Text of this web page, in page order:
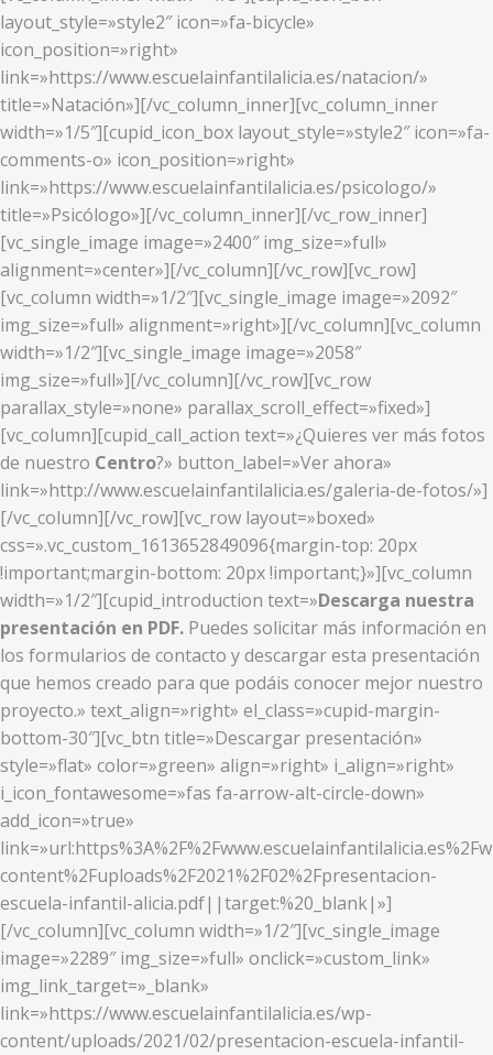
layout_style=»style2″ icon=»fa-bicycle»
icon_position=»right»
link=»https://www.escuelainfantilalicia.es/natacion/»
title=»Natación»][/vc_column_inner][vc_column_inner
width=»1/5″][cupid_icon_box layout_style=»style2″ icon=»fa-
comments-o» icon_position=»right»
link=»https://www.escuelainfantilalicia.es/psicologo/»
title=»Psicólogo»][/vc_column_inner][/vc_row_inner]
[vc_single_image image=»2400″ img_size=»full»
alignment=»center»][/vc_column][/vc_row][vc_row]
[vc_column width=»1/2″][vc_single_image image=»2092″
img_size=»full» alignment=»right»][/vc_column][vc_column
width=»1/2″][vc_single_image image=»2058″
img_size=»full»][/vc_column][/vc_row][vc_row
parallax_style=»none» parallax_scroll_effect=»fixed»]
[vc_column][cupid_call_action text=»¿Quieres ver más fotos
de nuestro Centro?» button_label=»Ver ahora»
link=»http://www.escuelainfantilalicia.es/galeria-de-fotos/»]
[/vc_column][/vc_row][vc_row layout=»boxed»
css=».vc_custom_1613652849096{margin-top: 20px
!important;margin-bottom: 20px !important;}»][vc_column
width=»1/2″][cupid_introduction text=»Descarga nuestra
presentación en PDF. Puedes solicitar más información en
los formularios de contacto y descargar esta presentación
que hemos creado para que podáis conocer mejor nuestro
proyecto.» text_align=»right» el_class=»cupid-margin-
bottom-30″][vc_btn title=»Descargar presentación»
style=»flat» color=»green» align=»right» i_align=»right»
i_icon_fontawesome=»fas fa-arrow-alt-circle-down»
add_icon=»true»
content%2Fuploads%2F2021%2F02%2Fpresentacion-
escuela-infantil-alicia.pdf||target:%20_blank|»]
[/vc_column][vc_column width=»1/2″][vc_single_image
image=»2289″ img_size=»full» onclick=»custom_link»
img_link_target=»_blank»
link=»https://www.escuelainfantilalicia.es/wp-
content/uploads/2021/02/presentacion-escuela-infantil-